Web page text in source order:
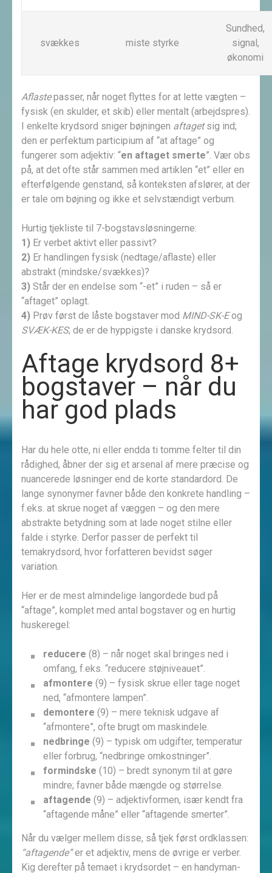
svækkes miste styrke
Sundhed,
signal,
økonomi
Aflastepasser, når noget flyttes for at lette vægten –
fysisk (en skulder, et skib) eller mentalt (arbejdspres).
I enkelte krydsord sniger bøjningen aftagetsig ind;
den er perfektum participium af “at aftage” og
fungerer som adjektiv: “en aftaget smerte”. Vær obs
på, at det ofte står sammen med artiklen “et” eller en
efterfølgende genstand, så konteksten afslører, at der
er tale om bøjning og ikke et selvstændigt verbum.
Hurtig tjekliste til 7-bogstavsløsningerne:
1) Er verbet aktivt eller passivt?
2) Er handlingen fysisk (nedtage/aflaste) eller
abstrakt (mindske/svækkes)?
3) Står der en endelse som “-et” i ruden – så er
“aftaget” oplagt.
4) Prøv først de låste bogstaver mod MIND-SK-Eog
SVÆK-KES; de er de hyppigste i danske krydsord.
Aftage krydsord 8+
bogstaver – når du
har god plads
Har du hele otte, ni eller endda ti tomme felter til din
rådighed, åbner der sig et arsenal af mere præcise og
nuancerede løsninger end de korte standardord. De
lange synonymer favner både den konkrete handling –
f.eks. at skrue noget af væggen – og den mere
abstrakte betydning som at lade noget stilne eller
falde i styrke. Derfor passer de perfekt til
temakrydsord, hvor forfatteren bevidst søger
variation.
Her er de mest almindelige langordede bud på
“aftage”, komplet med antal bogstaver og en hurtig
huskeregel:
reducere (8) – når noget skal bringes ned i
omfang, f.eks. “reducere støjniveauet”.
afmontere (9) – fysisk skrue eller tage noget
ned, “afmontere lampen”.
demontere (9) – mere teknisk udgave af
“afmontere”, ofte brugt om maskindele.
nedbringe (9) – typisk om udgifter, temperatur
eller forbrug, “nedbringe omkostninger”.
formindske (10) – bredt synonym til at gøre
mindre; favner både mængde og størrelse.
aftagende (9) – adjektivformen, især kendt fra
“aftagende måne” eller “aftagende smerter”.
Når du vælger mellem disse, så tjek først ordklassen:
“aftagende”er et adjektiv, mens de øvrige er verber.
Kig derefter på temaet i krydsordet – en handyman-